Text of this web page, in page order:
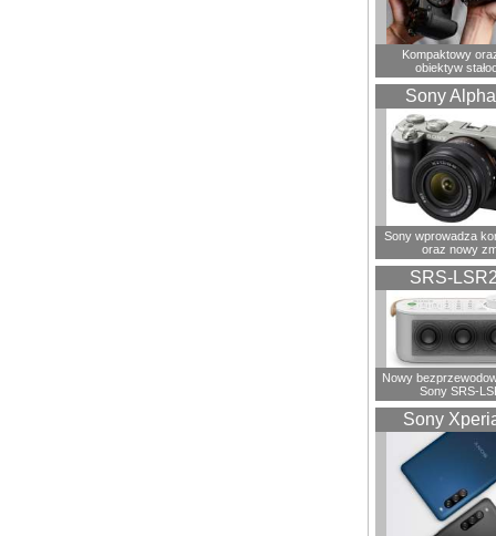
Kompaktowy
obiektyw
Sony
Sony wprowadza
oraz nowy
SRS-
Nowy
Sony SRS-
Sony